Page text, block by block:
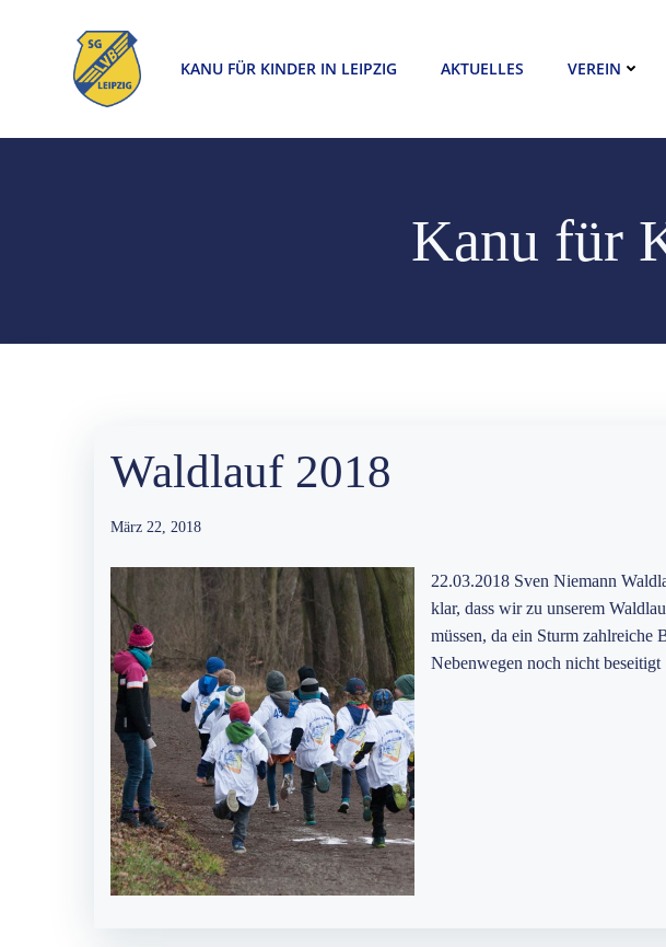
KANU FÜR KINDER IN LEIPZIG AKTUELLES VEREIN
Kanu für
Waldlauf 2018
März 22, 2018
22.03.2018 Sven Niemann
klar, dass wir zu unserem
müssen, da ein Sturm zahlreiche
Nebenwegen noch nicht